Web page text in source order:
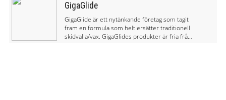
GigaGlide
GigaGlide är ett nytänkande företag som tagit
fram en formula som helt ersätter traditionell
skidvalla/vax. GigaGlides produkter är fria från